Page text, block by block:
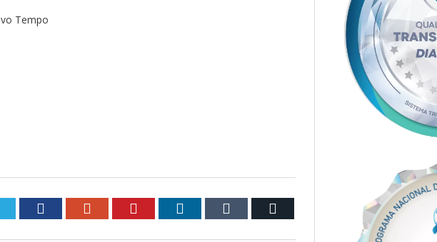
Tempo
Twitter Facebook Google+ Pinterest LinkedIn Tumblr